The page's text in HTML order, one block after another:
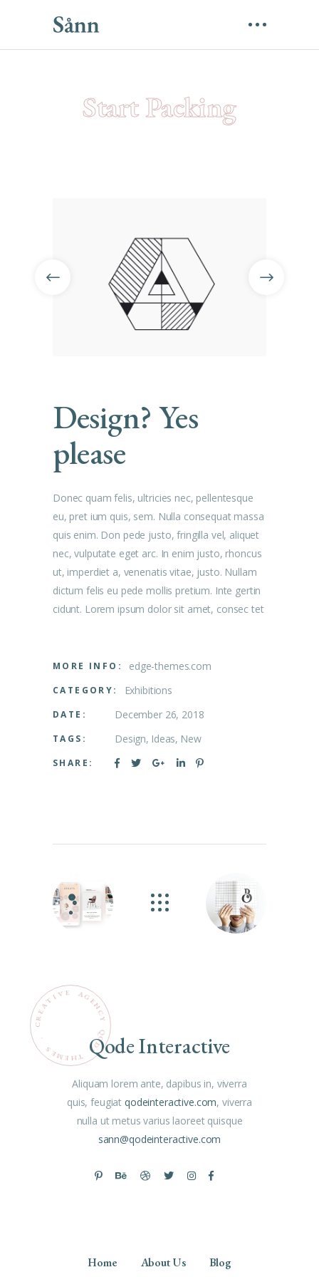
Start Packing
Design? Yes
please
Donec quam felis, ultricies nec, pellentesque
eu, pret ium quis, sem. Nulla consequat massa
quis enim. Don pede justo, fringilla vel, aliquet
nec, vulputate eget arc. In enim justo, rhoncus
ut, imperdiet a, venenatis vitae, justo. Nullam
dictum felis eu pede mollis pretium. Inte gertin
cidunt. Lorem ipsum dolor sit amet, consec tet
MORE INFO: edge-themes.com
CATEGORY: Exhibitions
DATE: December 26, 2018
TAGS: Design Ideas New
SHARE:
C
R
E
A
T I V E AGE
N
C
Y
Q
O
D
E
T
H
E
M
E
S
. Qode Interactive
Aliquam lorem ante, dapibus in, viverra
quis, feugiat qodeinteractive.com, viverra
nulla ut metus varius laoreet quisque
sann@qodeinteractive.com
Home About Us
Blog